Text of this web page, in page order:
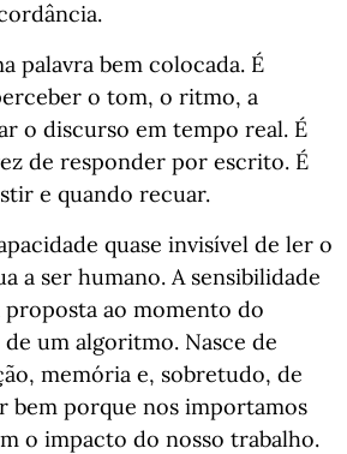
palavra bem colocada. É
o tom, o ritmo, a
o discurso em tempo real. É
de responder por escrito. É
e quando recuar.
quase invisível de ler o
a ser humano. A sensibilidade
proposta ao momento do
um algoritmo. Nasce de
memória e, sobretudo, de
bem porque nos importamos
o impacto do nosso trabalho.